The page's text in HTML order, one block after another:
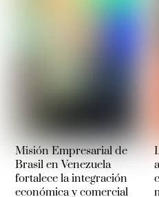
Misión Empresarial de
Brasil en Venezuela
fortalece la integración
económica y comercial